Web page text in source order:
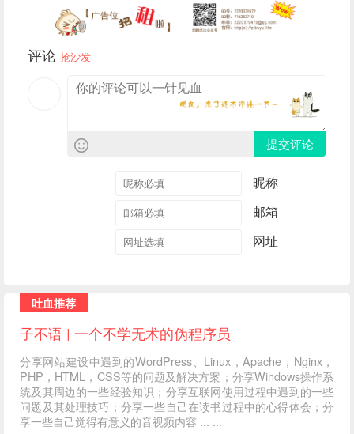
评论 抢沙发
提交评论
昵称
邮箱
网址
吐血推荐
子不语 | 一个不学无术的伪程序员
分享网站建设中遇到的WordPress、Linux，Apache，Nginx，
PHP，HTML，CSS等的问题及解决方案；分享Windows操作系
统及其周边的一些经验知识；分享互联网使用过程中遇到的一些
问题及其处理技巧；分享一些自己在读书过程中的心得体会；分
享一些自己觉得有意义的音视频内容 ... ...